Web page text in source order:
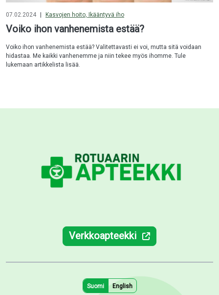
07.02.2024 Kasvojen hoito, Ikääntyvä iho
Voiko ihon vanhenemista estää?
Voiko ihon vanhenemista estää? Valitettavasti ei voi, mutta sitä voidaan
hidastaa. Me kaikki vanhenemme ja niin tekee myös ihomme. Tule
lukemaan artikkelista lisää.
Verkkoapteekki
Suomi English